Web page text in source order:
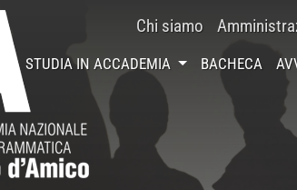
Chi siamo
STUDIA IN ACCADEMIA BACHECA